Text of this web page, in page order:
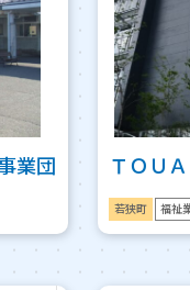
業団 ＴＯＵ
若狭町 福祉